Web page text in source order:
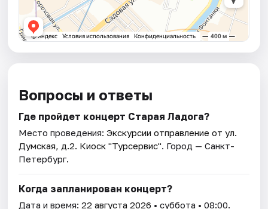
Вопросы и ответы
Где пройдет концерт Старая Ладога?
Место проведения:Экскурсии отправление от ул.
Думская, д.2. Киоск "Турсервис". Город — Санкт-
Петербург.
Когда запланирован концерт?
Дата и время:22 августа 2026 • суббота • 08:00.